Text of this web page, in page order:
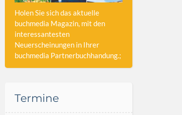
Holen Sie sich das aktuelle
buchmedia Magazin, mit den
interessantesten
Neuerscheinungen in Ihrer
buchmedia Partnerbuchhandung.;
Termine